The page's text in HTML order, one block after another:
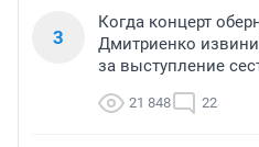
3
Когда концерт
Дмитриенко
за выступление
21 848 22